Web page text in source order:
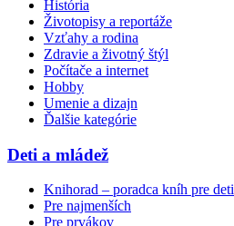
História
Životopisy a reportáže
Vzťahy a rodina
Zdravie a životný štýl
Počítače a internet
Hobby
Umenie a dizajn
Ďalšie kategórie
Deti a mládež
Knihorad – poradca kníh pre deti
Pre najmenších
Pre prvákov